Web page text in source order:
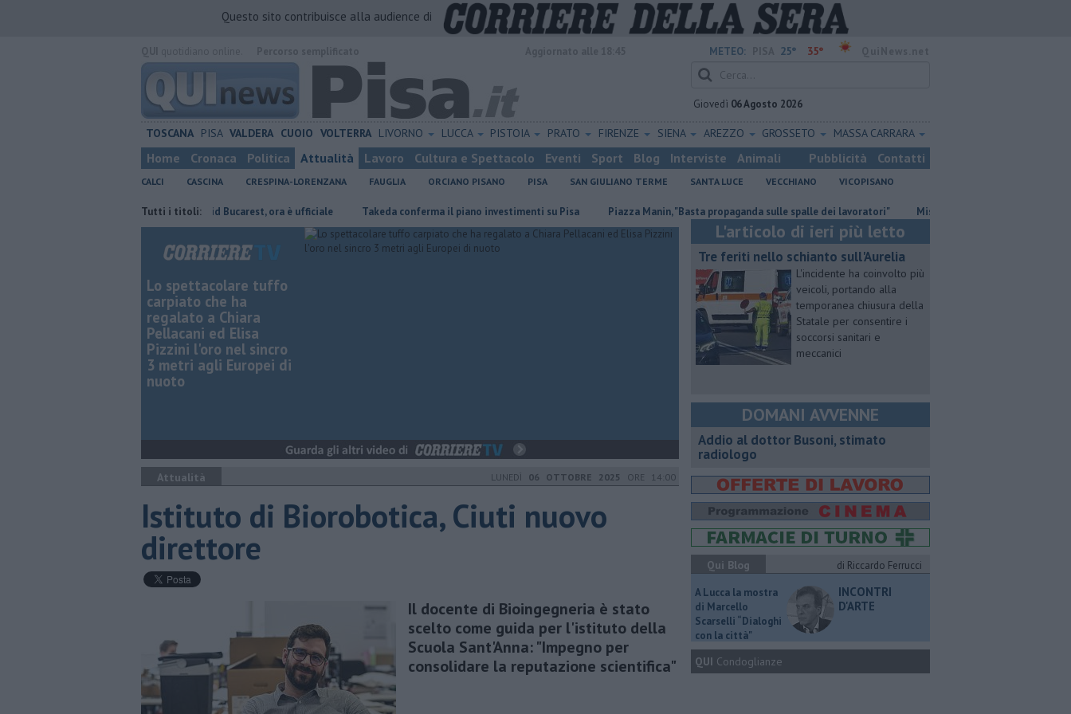
Questo sito contribuisce alla audience di
METEO: 25° 35°
Giovedì 06 Agosto 2026
TOSCANA PISA VALDERA CUOIO VOLTERRA LIVORNO LUCCA PISTOIA PRATO FIRENZE SIENA AREZZO GROSSETO MASSA CARRARA
Home Cronaca Politica Attualità Lavoro Cultura e Spettacolo Eventi Sport Blog Interviste Animali Pubblicità Contatti
CALCI CASCINA CRESPINA-LORENZANA FAUGLIA ORCIANO PISANO PISA SAN GIULIANO TERME SANTA LUCE VECCHIANO VICOPISANO
Tutti i titoli:
Stojilkovic al Rapid Bucarest, ora è ufficiale Takeda conferma il piano investimenti su Pisa Piazza Manin, "Basta propaganda sulle spalle dei lavoratori" Misericordie Pisane, Novi confermato
Lo spettacolare tuffo
carpiato che ha
regalato a Chiara
Pellacani ed Elisa
Pizzini l'oro nel sincro
3 metri agli Europei di
nuoto
Attualità LUNEDÌ 06 OTTOBRE 2025 ORE 14:00
Istituto di Biorobotica, Ciuti nuovo
direttore
Il docente di Bioingegneria è stato
scelto come guida per l'istituto della
Scuola Sant'Anna: "Impegno per
consolidare la reputazione scientifica"
L'articolo di ieri più letto
Tre feriti nello schianto sull'Aurelia
L'incidente ha coinvolto più
veicoli, portando alla
temporanea chiusura della
Statale per consentire i
soccorsi sanitari e
meccanici
DOMANI AVVENNE
Addio al dottor Busoni, stimato
radiologo
Qui Blog
di Riccardo Ferrucci
A Lucca la mostra
di Marcello
Scarselli “Dialoghi
con la città"
INCONTRI
D'ARTE
QUI Condoglianze